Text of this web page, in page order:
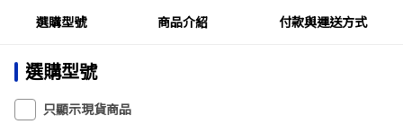
選購型號
商品介紹 付款與運送方式
選購型號
只顯示現貨商品